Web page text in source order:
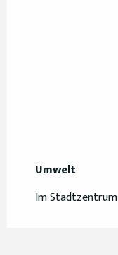
Umwelt
Umwelt
Im Stadtzentrum